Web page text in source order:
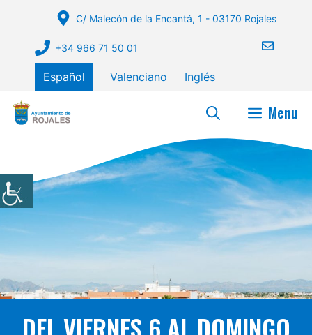
contenido
C/ Malecón de la Encantá, 1 - 03170 Rojales
+34 966 71 50 01
Español Valenciano Inglés
Menu
DEL VIERNES 6 AL DOMINGO